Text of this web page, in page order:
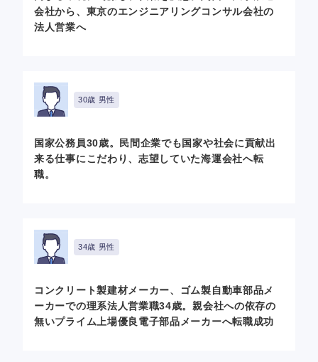
会社から、東京のエンジニアリングコンサル会社の
法人営業へ
30歳 男性
国家公務員30歳。民間企業でも国家や社会に貢献出
来る仕事にこだわり、志望していた海運会社へ転
職。
34歳 男性
コンクリート製建材メーカー、ゴム製自動車部品メ
ーカーでの理系法人営業職34歳。親会社への依存の
無いプライム上場優良電子部品メーカーへ転職成功